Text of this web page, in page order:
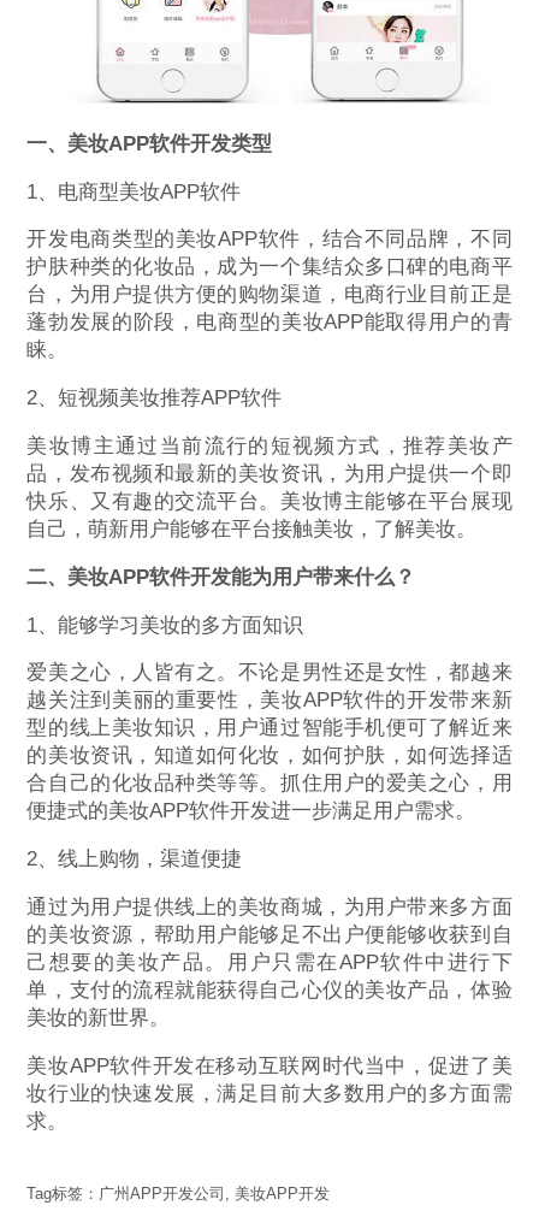
一、美妆APP软件开发类型
1、电商型美妆APP软件
开发电商类型的美妆APP软件，结合不同品牌，不同
护肤种类的化妆品，成为一个集结众多口碑的电商平
台，为用户提供方便的购物渠道，电商行业目前正是
蓬勃发展的阶段，电商型的美妆APP能取得用户的青
睐。
2、短视频美妆推荐APP软件
美妆博主通过当前流行的短视频方式，推荐美妆产
品，发布视频和最新的美妆资讯，为用户提供一个即
快乐、又有趣的交流平台。美妆博主能够在平台展现
自己，萌新用户能够在平台接触美妆，了解美妆。
二、美妆APP软件开发能为用户带来什么？
1、能够学习美妆的多方面知识
爱美之心，人皆有之。不论是男性还是女性，都越来
越关注到美丽的重要性，美妆APP软件的开发带来新
型的线上美妆知识，用户通过智能手机便可了解近来
的美妆资讯，知道如何化妆，如何护肤，如何选择适
合自己的化妆品种类等等。抓住用户的爱美之心，用
便捷式的美妆APP软件开发进一步满足用户需求。
2、线上购物，渠道便捷
通过为用户提供线上的美妆商城，为用户带来多方面
的美妆资源，帮助用户能够足不出户便能够收获到自
己想要的美妆产品。用户只需在APP软件中进行下
单，支付的流程就能获得自己心仪的美妆产品，体验
美妆的新世界。
美妆APP软件开发在移动互联网时代当中，促进了美
妆行业的快速发展，满足目前大多数用户的多方面需
求。
Tag标签： 广州APP开发公司 , 美妆APP开发